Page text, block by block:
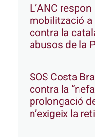
L’ANC
mobilització
contra la
abusos de la
SOS Costa
contra la
prolongació
n’exigeix la